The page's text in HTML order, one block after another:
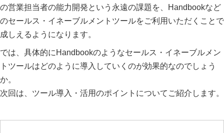
の営業担当者の能力開発という永遠の課題を、Handbookなど
のセールス・イネーブルメントツールをご利用いただくことで
成しえるようになります。
では、具体的にHandbookのようなセールス・イネーブルメン
トツールはどのように導入していくのが効果的なのでしょう
か。
次回は、ツール導入・活用のポイントについてご紹介します。